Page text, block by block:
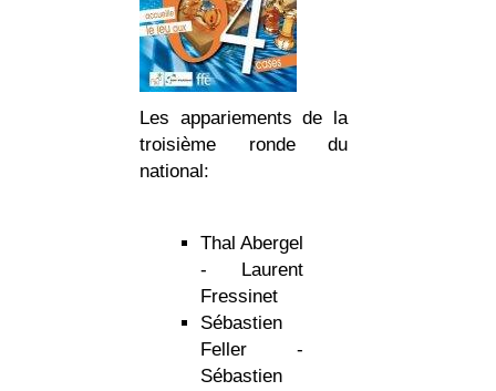
Les appariements de la
troisième ronde du
national:
Thal Abergel
- Laurent
Fressinet
Sébastien
Feller -
Sébastien